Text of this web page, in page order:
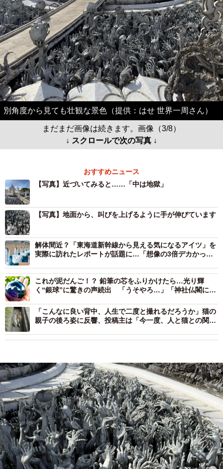
別角度から見ても壮観な景色（提供：はせ 世界一周さん）
まだまだ画像は続きます。画像（3/8）
↓ スクロールで次の写真 ↓
おすすめニュース
【写真】近づいてみると……「中は地獄」
【写真】地面から、叫びを上げるように手が伸びています
解体間近？「東海道新幹線から見える気になるアイツ」を
実際に訪れたレポートが話題に…「想像の3倍デカかっ
これが泥だんご！？ 鉛筆の芯をふりかけたら…光り輝
く“銀球”に驚きの声続出 「うそやろ…」「神社仏閣に奉
「こんなに良い背中、人生で二度と撮れるだろうか」猫の
親子の後ろ姿に反響、投稿主は「今一度、人と猫との関わ